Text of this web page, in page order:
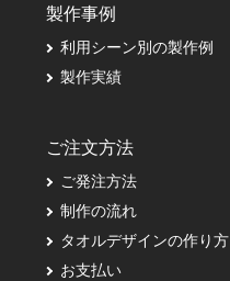
製作事例
利用シーン別の製作例
製作実績
ご注文方法
ご発注方法
制作の流れ
タオルデザインの作り方
お支払い